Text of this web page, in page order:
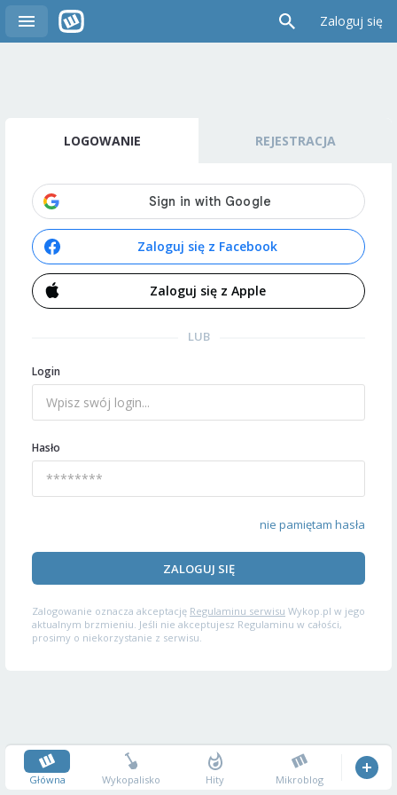
Zaloguj się
LOGOWANIE REJESTRACJA
Zaloguj się z Facebook
Zaloguj się z Apple
LUB
Login
Hasło
nie pamiętam hasła
ZALOGUJ SIĘ
Zalogowanie oznacza akceptację Regulaminu serwisu Wykop.pl w jego
aktualnym brzmieniu. Jeśli nie akceptujesz Regulaminu w całości,
prosimy o niekorzystanie z serwisu.
Główna Wykopalisko Hity Mikroblog